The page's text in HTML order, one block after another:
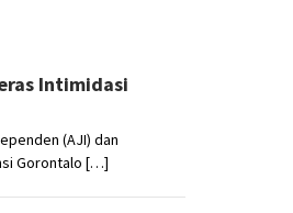
Intimidasi
(AJI) dan
Gorontalo […]